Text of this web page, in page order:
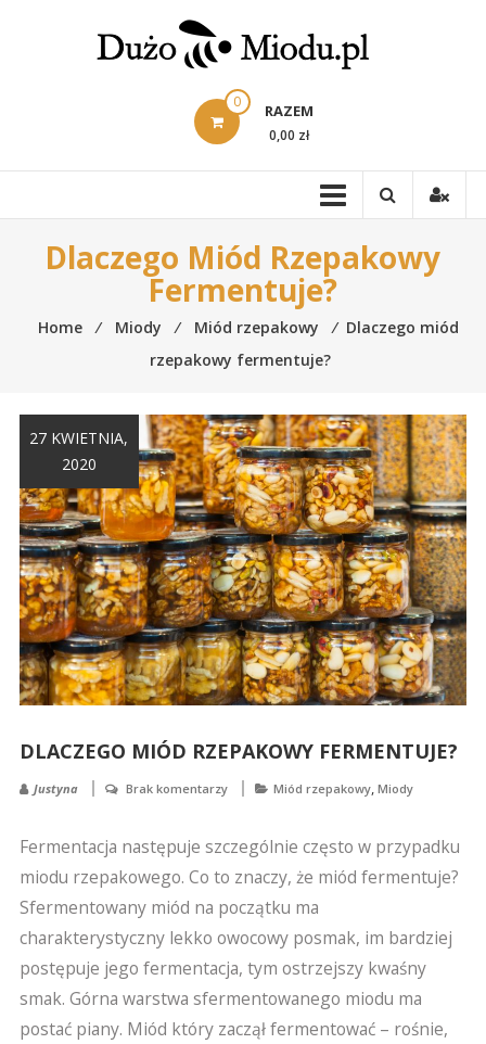
0 RAZEM
0,00 zł
Dlaczego Miód Rzepakowy
Fermentuje?
Home ⁄ Miody ⁄ Miód rzepakowy ⁄ Dlaczego miód
rzepakowy fermentuje?
27 KWIETNIA,
2020
DLACZEGO MIÓD RZEPAKOWY FERMENTUJE?
Justyna Brak komentarzy Miód rzepakowy, Miody
Fermentacja następuje szczególnie często w przypadku
miodu rzepakowego. Co to znaczy, że miód fermentuje?
Sfermentowany miód na początku ma
charakterystyczny lekko owocowy posmak, im bardziej
postępuje jego fermentacja, tym ostrzejszy kwaśny
smak. Górna warstwa sfermentowanego miodu ma
postać piany. Miód który zaczął fermentować – rośnie,